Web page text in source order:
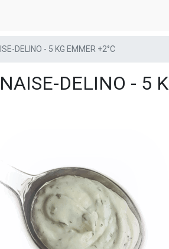
DELINO - 5 KG EMMER +2°C
DELINO - 5